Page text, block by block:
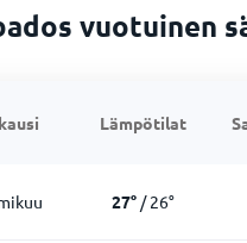
vuotuinen
Lämpötilat
27° /26°